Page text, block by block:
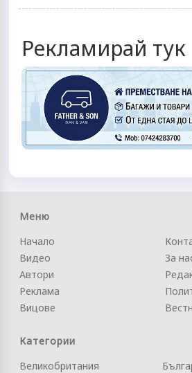
Рекламирай тук
Меню
Начало
Видео
Автори
Реклама
Вицове
За
Категории
Великобритания